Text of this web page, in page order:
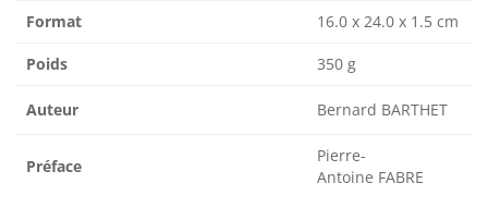
Format 16.0 x 24.0 x 1.5 cm
Poids 350 g
Auteur Bernard BARTHET
Préface
Pierre-
Antoine FABRE